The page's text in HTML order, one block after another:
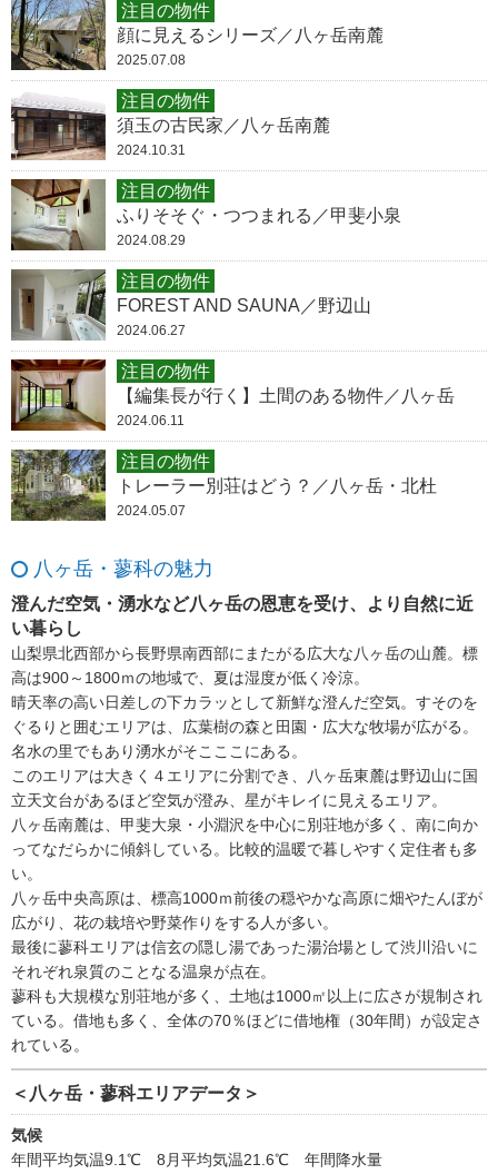
注目の物件
顔に見えるシリーズ／八ヶ岳南麓
2025.07.08
注目の物件
須玉の古民家／八ヶ岳南麓
2024.10.31
注目の物件
ふりそそぐ・つつまれる／甲斐小泉
2024.08.29
注目の物件
FOREST AND SAUNA／野辺山
2024.06.27
注目の物件
【編集長が行く】土間のある物件／八ヶ岳
2024.06.11
注目の物件
トレーラー別荘はどう？／八ヶ岳・北杜
2024.05.07
八ヶ岳・蓼科の魅力
澄んだ空気・湧水など八ヶ岳の恩恵を受け、より自然に近
い暮らし
山梨県北西部から長野県南西部にまたがる広大な八ヶ岳の山麓。標
高は900～1800ｍの地域で、夏は湿度が低く冷涼。
晴天率の高い日差しの下カラッとして新鮮な澄んだ空気。すそのを
ぐるりと囲むエリアは、広葉樹の森と田園・広大な牧場が広がる。
名水の里でもあり湧水がそこここにある。
このエリアは大きく４エリアに分割でき、八ヶ岳東麓は野辺山に国
立天文台があるほど空気が澄み、星がキレイに見えるエリア。
八ヶ岳南麓は、甲斐大泉・小淵沢を中心に別荘地が多く、南に向か
ってなだらかに傾斜している。比較的温暖で暮しやすく定住者も多
い。
八ヶ岳中央高原は、標高1000ｍ前後の穏やかな高原に畑やたんぼが
広がり、花の栽培や野菜作りをする人が多い。
最後に蓼科エリアは信玄の隠し湯であった湯治場として渋川沿いに
それぞれ泉質のことなる温泉が点在。
蓼科も大規模な別荘地が多く、土地は1000㎡以上に広さが規制され
ている。借地も多く、全体の70％ほどに借地権（30年間）が設定さ
れている。
＜八ヶ岳・蓼科エリアデータ＞
気候
年間平均気温9.1℃ 8月平均気温21.6℃ 年間降水量